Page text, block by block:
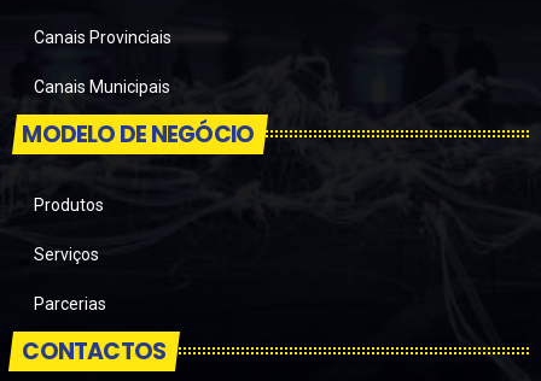
Canais Provinciais
Canais Municipais
MODELO DE NEGÓCIO
Produtos
Serviços
Parcerias
CONTACTOS